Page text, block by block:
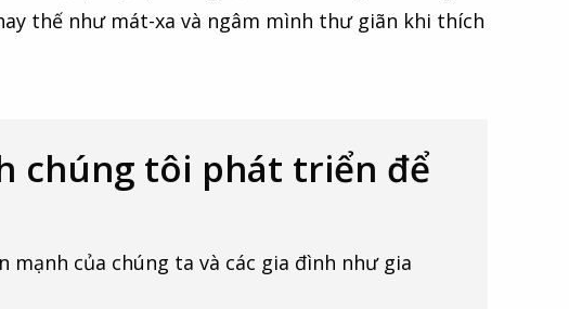
thế như mát-xa và ngâm mình thư giãn khi thích
chúng tôi phát triển để
của chúng ta và các gia đình như gia